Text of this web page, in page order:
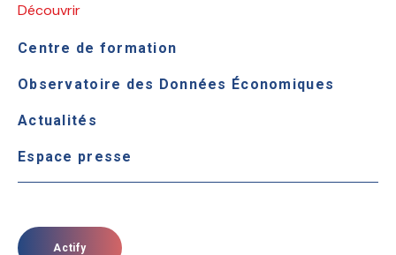
Découvrir
Centre de formation
Observatoire des Données Économiques
Actualités
Espace presse
Actify